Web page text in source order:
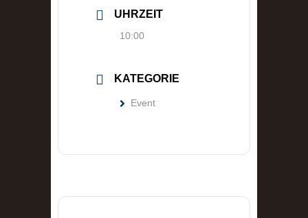
UHRZEIT
10:00
KATEGORIE
Event